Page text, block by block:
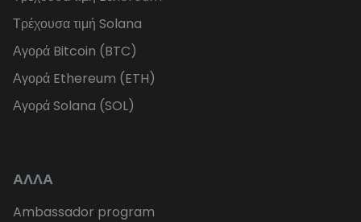
Τρέχουσα τιμή Solana
Αγορά Bitcoin (BTC)
Αγορά Ethereum (ETH)
Αγορά Solana (SOL)
ΑΛΛΑ
Ambassador program